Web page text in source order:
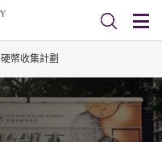
硬幣收集計劃